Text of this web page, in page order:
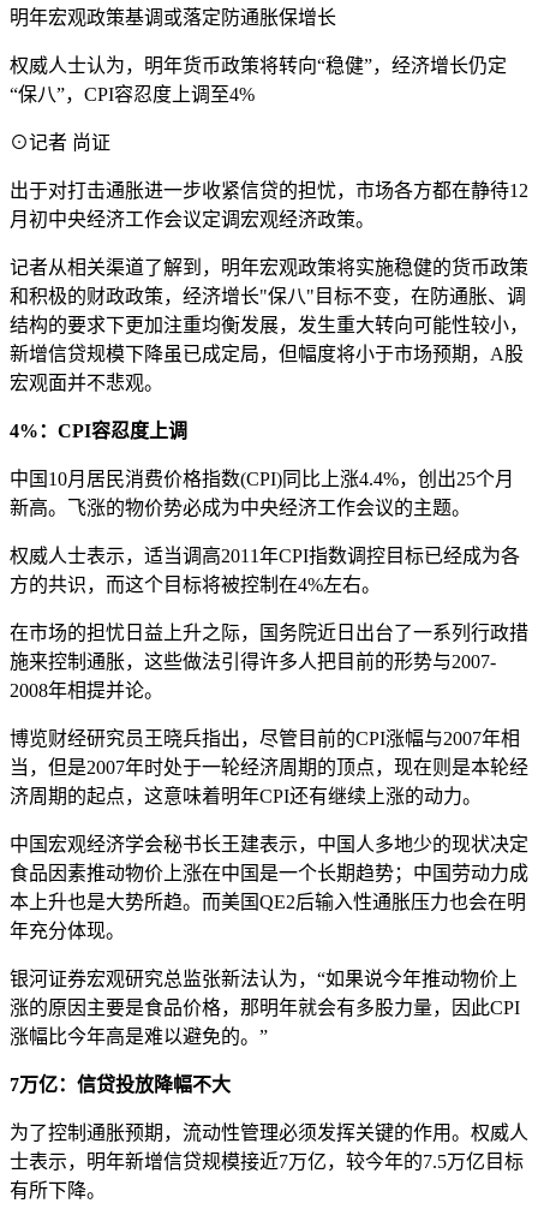
明年宏观政策基调或落定防通胀保增长
权威人士认为，明年货币政策将转向“稳健”，经济增长仍定
“保八”，CPI容忍度上调至4%
⊙记者 尚证
出于对打击通胀进一步收紧信贷的担忧，市场各方都在静待12
月初中央经济工作会议定调宏观经济政策。
记者从相关渠道了解到，明年宏观政策将实施稳健的货币政策
和积极的财政政策，经济增长"保八"目标不变，在防通胀、调
结构的要求下更加注重均衡发展，发生重大转向可能性较小，
新增信贷规模下降虽已成定局，但幅度将小于市场预期，A股
宏观面并不悲观。
4%：CPI容忍度上调
中国10月居民消费价格指数(CPI)同比上涨4.4%，创出25个月
新高。飞涨的物价势必成为中央经济工作会议的主题。
权威人士表示，适当调高2011年CPI指数调控目标已经成为各
方的共识，而这个目标将被控制在4%左右。
在市场的担忧日益上升之际，国务院近日出台了一系列行政措
施来控制通胀，这些做法引得许多人把目前的形势与2007-
2008年相提并论。
博览财经研究员王晓兵指出，尽管目前的CPI涨幅与2007年相
当，但是2007年时处于一轮经济周期的顶点，现在则是本轮经
济周期的起点，这意味着明年CPI还有继续上涨的动力。
中国宏观经济学会秘书长王建表示，中国人多地少的现状决定
食品因素推动物价上涨在中国是一个长期趋势；中国劳动力成
本上升也是大势所趋。而美国QE2后输入性通胀压力也会在明
年充分体现。
银河证券宏观研究总监张新法认为，“如果说今年推动物价上
涨的原因主要是食品价格，那明年就会有多股力量，因此CPI
涨幅比今年高是难以避免的。”
7万亿：信贷投放降幅不大
为了控制通胀预期，流动性管理必须发挥关键的作用。权威人
士表示，明年新增信贷规模接近7万亿，较今年的7.5万亿目标
有所下降。